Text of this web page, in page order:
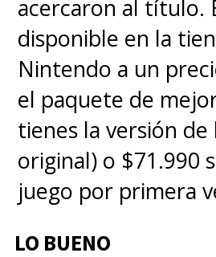
que es "una
absolutamente
queda a esperar
próximo año para
cosa mejora o no.
habrá más acción .
acercaron al título.
disponible en la
Nintendo a un
el paquete de
tienes la versión de
original) o $71.990
juego por primera
LO BUENO